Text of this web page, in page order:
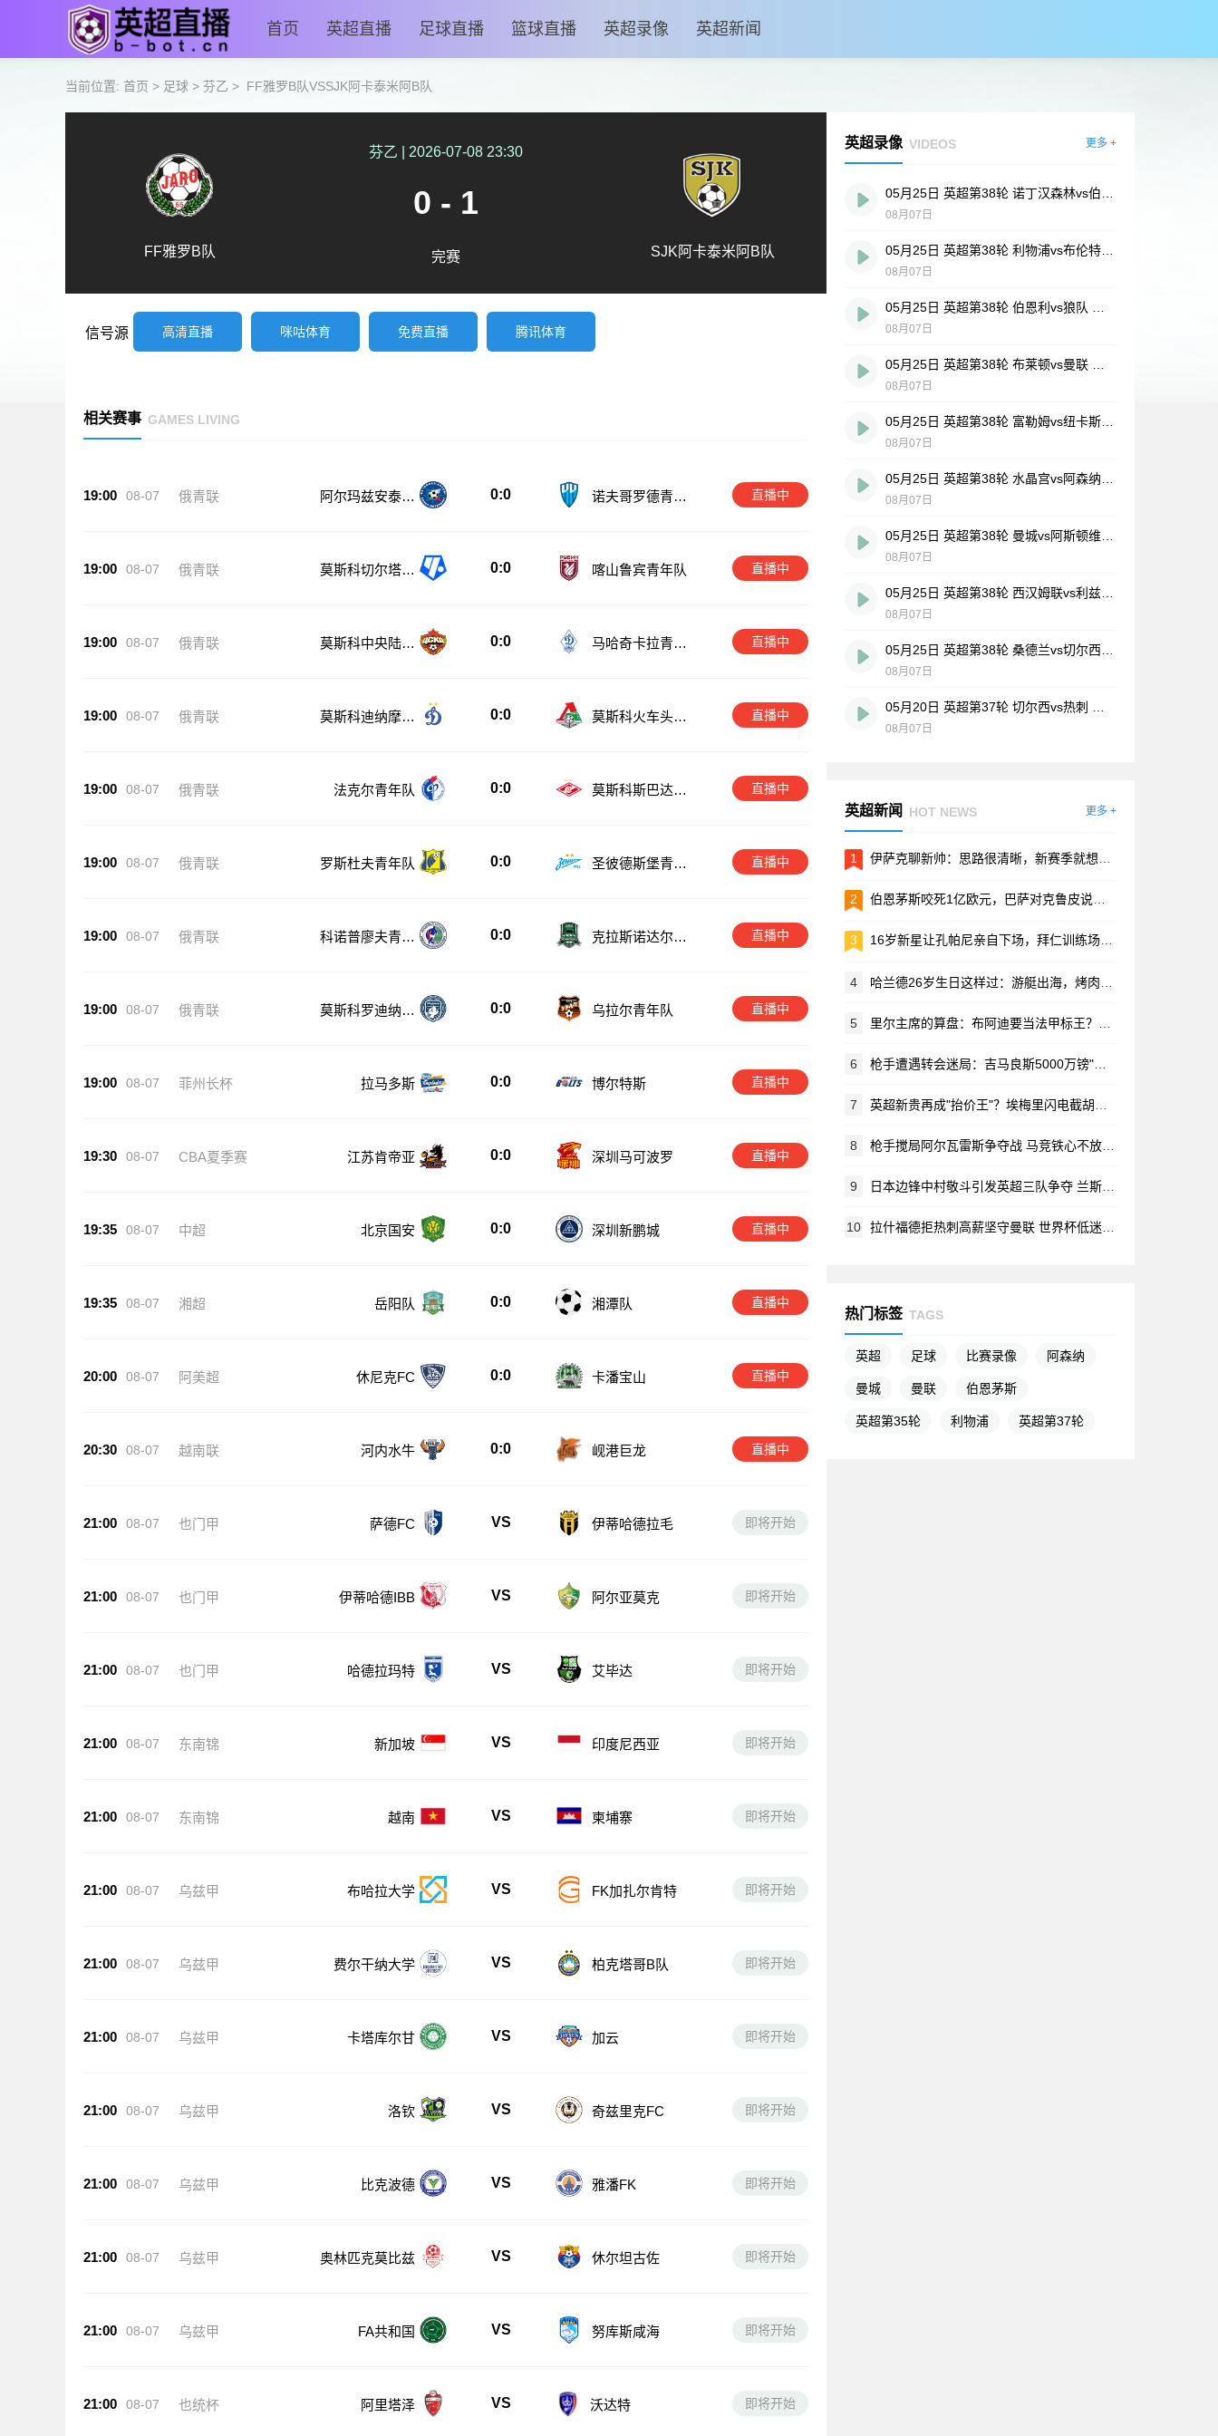
首页 英超直播 足球直播 篮球直播 英超录像 英超新闻
当前位置: 首页 > 足球 > 芬乙 > FF雅罗B队VSSJK阿卡泰米阿B队
FF雅罗B队
芬乙 2026-07-08 23:30
0 - 1
完赛 SJK阿卡泰米阿B队
信号源 高清直播 咪咕体育 免费直播 腾讯体育
相关赛事 GAMES LIVING
19:00 08-07 俄青联
阿尔玛兹安泰青
0:0
诺夫哥罗德青年
直播中
19:00 08-07 俄青联
莫斯科切尔塔诺
0:0 喀山鲁宾青年队 直播中
19:00 08-07 俄青联
莫斯科中央陆军
0:0
马哈奇卡拉青年
直播中
19:00 08-07 俄青联
莫斯科迪纳摩青
0:0
莫斯科火车头青
直播中
19:00 08-07 俄青联 法克尔青年队 0:0
莫斯科斯巴达青
直播中
19:00 08-07 俄青联 罗斯杜夫青年队 0:0
圣彼德斯堡青年
直播中
19:00 08-07 俄青联
科诺普廖夫青年
0:0
克拉斯诺达尔青
直播中
19:00 08-07 俄青联
莫斯科罗迪纳青
0:0 乌拉尔青年队 直播中
19:00 08-07 菲州长杯 拉马多斯 0:0 博尔特斯 直播中
19:30 08-07 CBA夏季赛 江苏肯帝亚 0:0 深圳马可波罗 直播中
19:35 08-07 中超 北京国安 0:0 深圳新鹏城 直播中
19:35 08-07 湘超 岳阳队 0:0 湘潭队 直播中
20:00 08-07 阿美超 休尼克FC 0:0 卡潘宝山 直播中
20:30 08-07 越南联 河内水牛 0:0 岘港巨龙 直播中
21:00 08-07 也门甲 萨德FC VS 伊蒂哈德拉毛 即将开始
21:00 08-07 也门甲 伊蒂哈德IBB VS 阿尔亚莫克 即将开始
21:00 08-07 也门甲 哈德拉玛特 VS 艾毕达 即将开始
21:00 08-07 东南锦 新加坡 VS 印度尼西亚 即将开始
21:00 08-07 东南锦 越南 VS 柬埔寨 即将开始
21:00 08-07 乌兹甲 布哈拉大学 VS FK加扎尔肯特 即将开始
21:00 08-07 乌兹甲 费尔干纳大学 VS 柏克塔哥B队 即将开始
21:00 08-07 乌兹甲 卡塔库尔甘 VS 加云 即将开始
21:00 08-07 乌兹甲 洛钦 VS 奇兹里克FC 即将开始
21:00 08-07 乌兹甲 比克波德 VS 雅潘FK 即将开始
21:00 08-07 乌兹甲 奥林匹克莫比兹 VS 休尔坦古佐 即将开始
21:00 08-07 乌兹甲 FA共和国 VS 努库斯咸海 即将开始
21:00 08-07 也统杯 阿里塔泽 VS 沃达特 即将开始
英超录像 VIDEOS 更多 +
08月07日
08月07日
08月07日
08月07日
08月07日
08月07日
08月07日
08月07日
08月07日
08月07日
英超新闻 HOT NEWS 更多 +
1 伊萨克聊新帅：思路很清晰，新赛季就想帮球队拿好成绩
2 伯恩茅斯咬死1亿欧元，巴萨对克鲁皮说了再见
3 16岁新星让孔帕尼亲自下场，拜仁训练场上的特殊对决
4 哈兰德26岁生日这样过：游艇出海，烤肉管够，一天6000卡路里！
5 里尔主席的算盘：布阿迪要当法甲标王？超内马尔，比肩安德森
6 枪手遭遇转会迷局：吉马良斯5000万镑"捡漏"实为乌龙
7 英超新贵再成"抬价王"？埃梅里闪电截胡世界杯新星 纽卡苦吞四连拒
8 枪手搅局阿尔瓦雷斯争夺战 马竞铁心不放人给巴萨
9 日本边锋中村敬斗引发英超三队争夺 兰斯标价2500万欧元待价而沽
10 拉什福德拒热刺高薪坚守曼联 世界杯低迷表现引争议
热门标签 TAGS
英超 足球 比赛录像 阿森纳
曼城 曼联 伯恩茅斯
英超第35轮 利物浦 英超第37轮